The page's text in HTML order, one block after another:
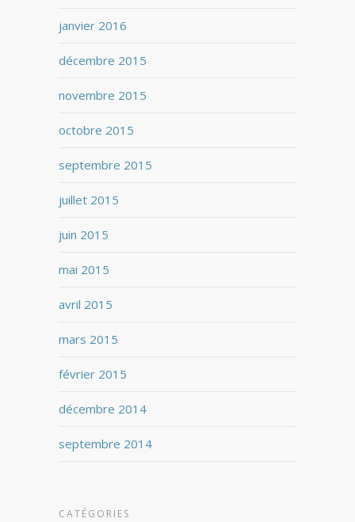
janvier 2016
décembre 2015
novembre 2015
octobre 2015
septembre 2015
juillet 2015
juin 2015
mai 2015
avril 2015
mars 2015
février 2015
décembre 2014
septembre 2014
CATÉGORIES